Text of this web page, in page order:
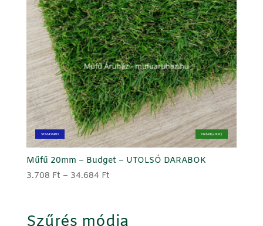
STANDARD NYÁRI (sötét)
Műfű 20mm – Budget – UTOLSÓ DARABOK
3.708 Ft – 34.684 FtÁrtartomány:
34.684 Ft